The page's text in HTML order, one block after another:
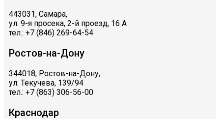
443031, Самара,
ул. 9-я просека, 2-й проезд, 16 А
тел.: +7 (846) 269-64-54
Ростов-на-Дону
344018, Ростов-на-Дону,
ул. Текучева, 139/94
тел.: +7 (863) 306-56-00
Краснодар